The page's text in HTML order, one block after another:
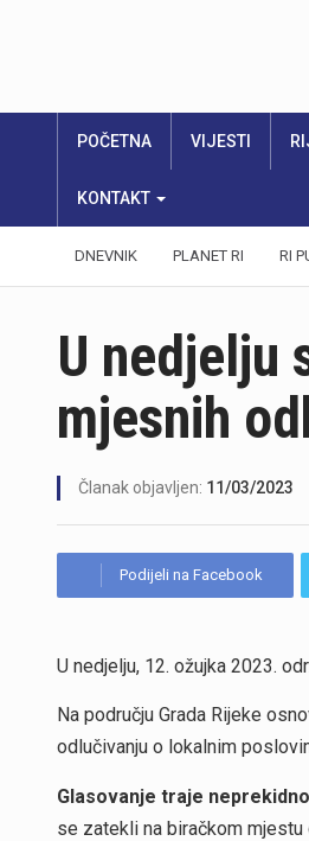
POČETNA VIJESTI
KONTAKT
DNEVNIK PLANET RI RI
U nedjelju
mjesnih
Članak objavljen: 11/03/2023
Podijeli na Facebook
U nedjelju, 12. ožujka 2023.
Na području Grada Rijeke
odlučivanju o lokalnim
Glasovanje traje
se zatekli na biračkom